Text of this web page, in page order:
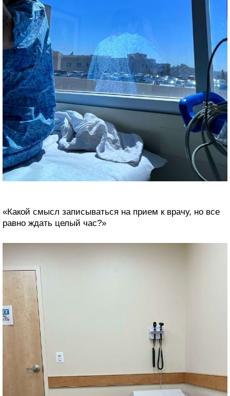
«Какой смысл записываться на прием к врачу, но все
равно ждать целый час?»